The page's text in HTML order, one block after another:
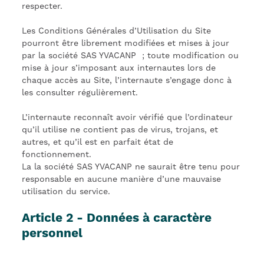
respecter.
Les Conditions Générales d’Utilisation du Site
pourront être librement modifiées et mises à jour
par la société SAS YVACANP ; toute modification ou
mise à jour s’imposant aux internautes lors de
chaque accès au Site, l’internaute s’engage donc à
les consulter régulièrement.
L’internaute reconnaît avoir vérifié que l’ordinateur
qu’il utilise ne contient pas de virus, trojans, et
autres, et qu’il est en parfait état de
fonctionnement.
La la société SAS YVACANP ne saurait être tenu pour
responsable en aucune manière d’une mauvaise
utilisation du service.
Article 2 - Données à caractère
personnel